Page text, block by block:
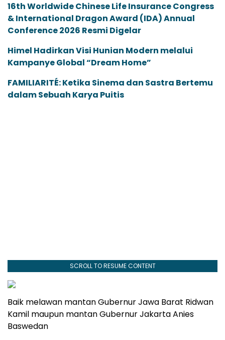
16th Worldwide Chinese Life Insurance Congress
& International Dragon Award (IDA) Annual
Conference 2026 Resmi Digelar
Himel Hadirkan Visi Hunian Modern melalui
Kampanye Global “Dream Home”
FAMILIARITÉ: Ketika Sinema dan Sastra Bertemu
dalam Sebuah Karya Puitis
SCROLL TO RESUME CONTENT
Baik melawan mantan Gubernur Jawa Barat Ridwan
Kamil maupun mantan Gubernur Jakarta Anies
Baswedan